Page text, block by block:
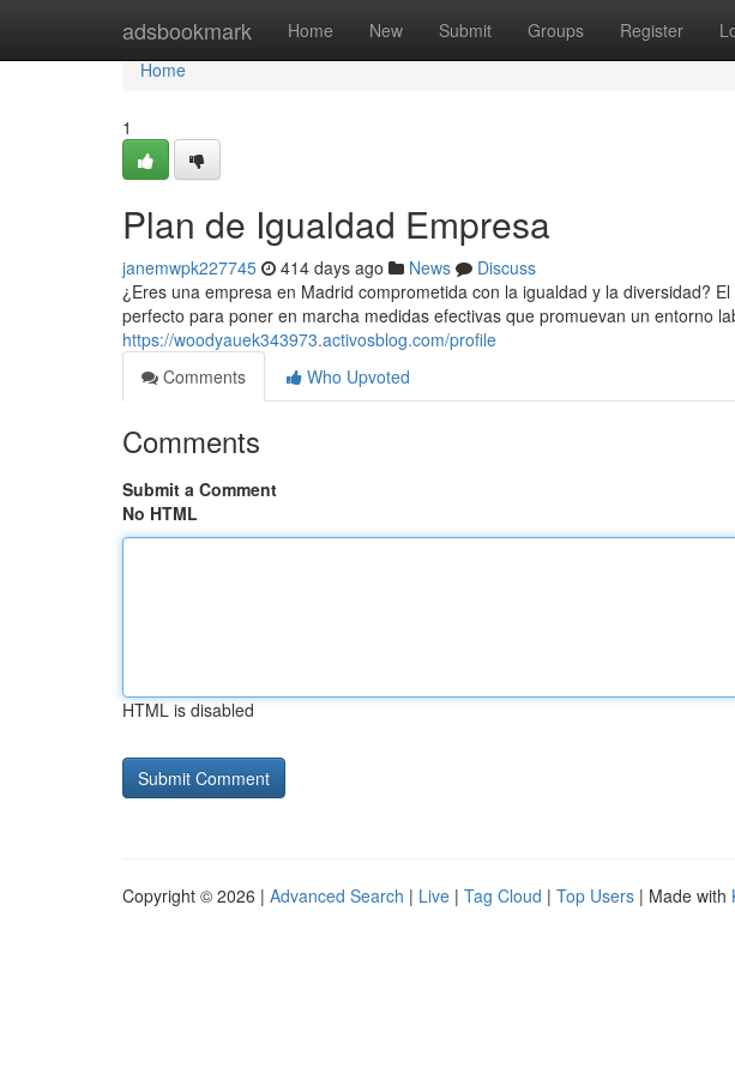
adsbookmark Home New Submit Groups Register
Home
Home
1
Plan de Igualdad Empresa
janemwpk227745 414 days ago News
Discuss
¿Eres una empresa en Madrid comprometida con la igualdad y la diversidad?
perfecto para poner en marcha medidas efectivas que promuevan un entorno
https://woodyauek343973.activosblog.com/profile
Comments
Who Upvoted
Comments
Submit a Comment
No HTML
HTML is disabled
Copyright © 2026 | Advanced Search | Live | Tag Cloud | Top Users | Made with